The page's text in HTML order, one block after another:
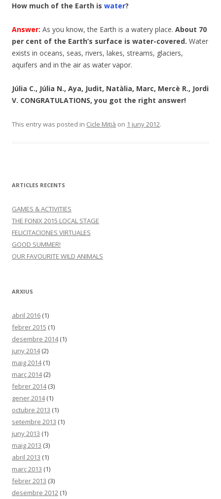
How much of the Earth is water?
Answer: As you know, the Earth is a watery place. About 70
per cent of the Earth’s surface is water-covered. Water
exists in oceans, seas, rivers, lakes, streams, glaciers,
aquifers and in the air as water vapor.
Júlia C., Júlia N., Aya, Judit, Natàlia, Marc, Mercè R., Jordi
V. CONGRATULATIONS, you got the right answer!
This entry was posted in Cicle Mitjà on 1 juny 2012.
ARTICLES RECENTS
GAMES & ACTIVITIES
THE FONIX 2015 LOCAL STAGE
FELICITACIONES VIRTUALES
GOOD SUMMER!
OUR FAVOURITE WILD ANIMALS
ARXIUS
abril 2016 (1)
febrer 2015 (1)
desembre 2014(1)
juny 2014(2)
maig 2014(1)
març 2014(2)
febrer 2014(3)
gener 2014(1)
octubre 2013 (1)
setembre 2013 (1)
juny 2013 (1)
maig 2013 (3)
abril 2013 (1)
març 2013 (1)
febrer 2013 (3)
desembre 2012 (1)